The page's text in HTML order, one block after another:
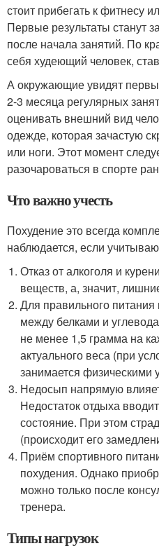
стоит прибегать к фитнесу
Первые результаты станут
после начала занятий. По
себя худеющий человек,
А окружающие увидят
2-3 месяца регулярных
оценивать внешний вид
одежде, которая зачастую
или ноги. Этот момент
разочароваться в спорте
Что важно учесть
Похудение это всегда
наблюдается, если
Отказ от алкоголя и
веществ, а, значит,
Для правильного
между белками и
не менее 1,5 грамма на
актуального веса (при
занимается физическими
Недосып напрямую
Недостаток отдыха
состояние. При этом
(происходит его
Приём спортивного
похудения. Однако
можно только после
тренера.
Типы нагрузок